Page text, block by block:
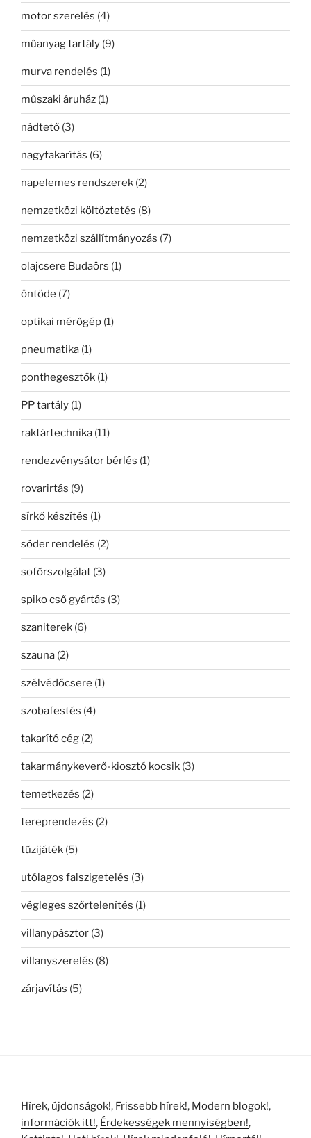
motor szerelés (4)
műanyag tartály (9)
murva rendelés (1)
műszaki áruház (1)
nádtető (3)
nagytakarítás (6)
napelemes rendszerek (2)
nemzetközi költöztetés (8)
nemzetközi szállítmányozás (7)
olajcsere Budaörs (1)
öntöde (7)
optikai mérőgép (1)
pneumatika (1)
ponthegesztők (1)
PP tartály (1)
raktártechnika (11)
rendezvénysátor bérlés (1)
rovarirtás (9)
sírkő készítés (1)
sóder rendelés (2)
sofőrszolgálat (3)
spiko cső gyártás (3)
szaniterek (6)
szauna (2)
szélvédőcsere (1)
szobafestés (4)
takarító cég (2)
takarmánykeverő-kiosztó kocsik (3)
temetkezés (2)
tereprendezés (2)
tűzijáték (5)
utólagos falszigetelés (3)
végleges szőrtelenítés (1)
villanypásztor (3)
villanyszerelés (8)
zárjavítás (5)
Hírek, újdonságok!, Frissebb hírek!, Modern blogok!,
információk itt!, Érdekességek mennyiségben!,